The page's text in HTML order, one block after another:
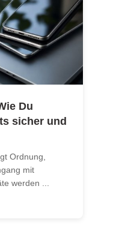
Du
sicher und
Ordnung,
mit
werden ...